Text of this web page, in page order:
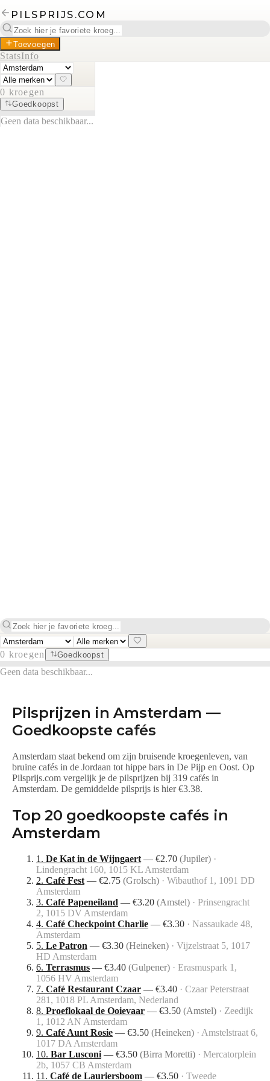
PILSPRIJS.COM
Toevoegen
StatsInfo
0 kroegen
Goedkoopst
Geen data beschikbaar...
0 kroegen Goedkoopst
Geen data beschikbaar...
Pilsprijzen inAmsterdam —
Goedkoopste cafés
Amsterdam staat bekend om zijn bruisende kroegenleven, van
bruine cafés in de Jordaan tot hippe bars in De Pijp en Oost. Op
Pilsprijs.com vergelijk je de pilsprijzen bij 319 cafés in
Amsterdam. De gemiddelde pilsprijs is hier €3.38.
Top20 goedkoopste cafés in
Amsterdam
1 . De Kat in de Wijngaert — €2.70 (Jupiler) ·
Lindengracht 160, 1015 KL Amsterdam
2. Café Fest — €2.75 (Grolsch) · Wibauthof 1, 1091 DD
Amsterdam
3. Café Papeneiland — €3.20 (Amstel) · Prinsengracht
2, 1015 DV Amsterdam
4. Café Checkpoint Charlie — €3.30 · Nassaukade 48,
Amsterdam
5. Le Patron — €3.30 (Heineken) · Vijzelstraat 5, 1017
HD Amsterdam
6. Terrasmus — €3.40 (Gulpener) · Erasmuspark 1,
1056 HV Amsterdam
7. Café Restaurant Czaar — €3.40 · Czaar Peterstraat
281, 1018 PL Amsterdam, Nederland
8. Proeflokaal de Ooievaar — €3.50 (Amstel) · Zeedijk
1, 1012 AN Amsterdam
9. Café Aunt Rosie — €3.50 (Heineken) · Amstelstraat 6,
1017 DA Amsterdam
10. Bar Lusconi — €3.50 (Birra Moretti) · Mercatorplein
2b, 1057 CB Amsterdam
11 . Café de Lauriersboom — €3.50 · Tweede